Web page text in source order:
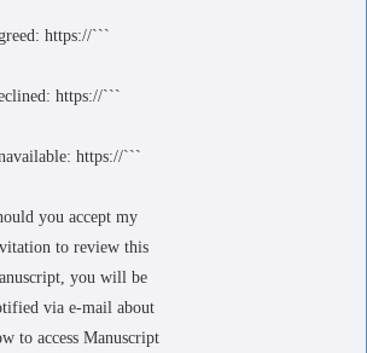
https://```
https://```
https://```
you accept my
to review this
you will be
via e-mail about
to access Manuscript